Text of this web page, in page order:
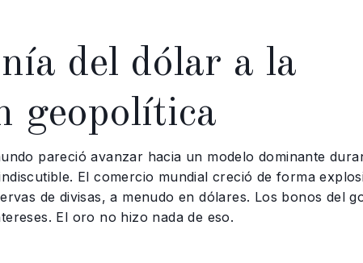
del dólar a la
geopolítica
pareció avanzar hacia un modelo dominante
El comercio mundial creció de forma
de divisas, a menudo en dólares. Los bonos del
El oro no hizo nada de eso.